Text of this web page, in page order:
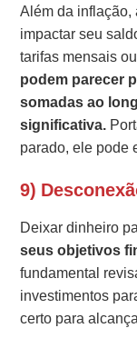
Além da inflação,
impactar seu
tarifas mensais
podem parecer
somadas ao
significativa.
parado, ele pode
9)
Deixar dinheiro
seus objetivos
fundamental
investimentos
certo para